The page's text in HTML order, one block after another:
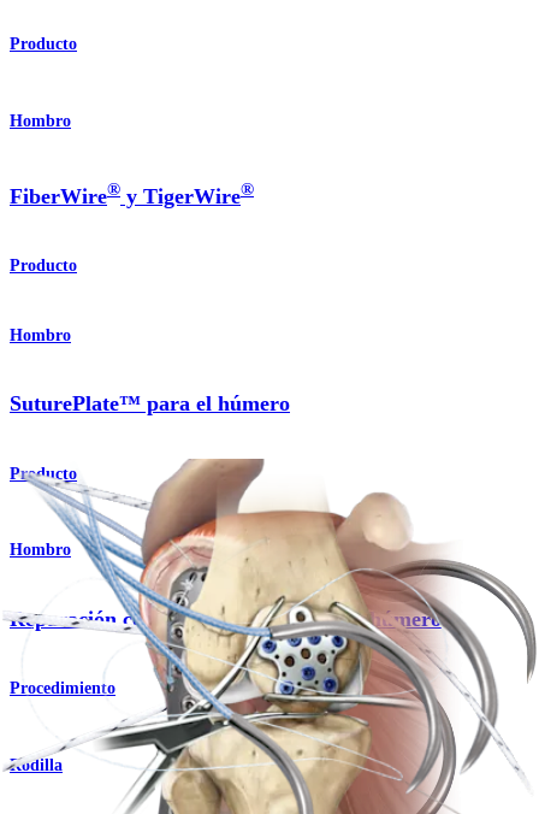
Producto
Hombro
FiberWire® y TigerWire®
Producto
Hombro
SuturePlate™ para el húmero
Producto
Hombro
Reparación con SuturePlate™ para el húmero
Procedimiento
Rodilla